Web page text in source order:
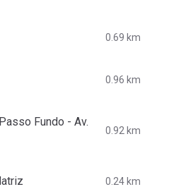
0.69 km
0.96 km
Fundo - Av.
0.92 km
0.24 km